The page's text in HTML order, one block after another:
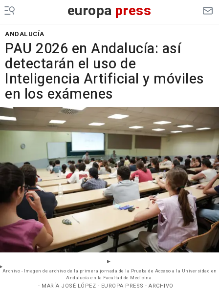
europa press
ANDALUCÍA
PAU 2026 en Andalucía: así
detectarán el uso de
Inteligencia Artificial y móviles
en los exámenes
Archivo - Imagen de archivo de la primera jornada de la Prueba de Acceso a la Universidad en
Andalucía en la Facultad de Medicina.
- MARÍA JOSÉ LÓPEZ - EUROPA PRESS - ARCHIVO